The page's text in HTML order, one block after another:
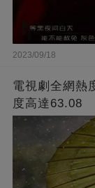
2023/09/18
電視劇全網熱
度高達63.08